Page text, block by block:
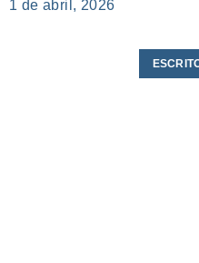
1 de abril, 2026